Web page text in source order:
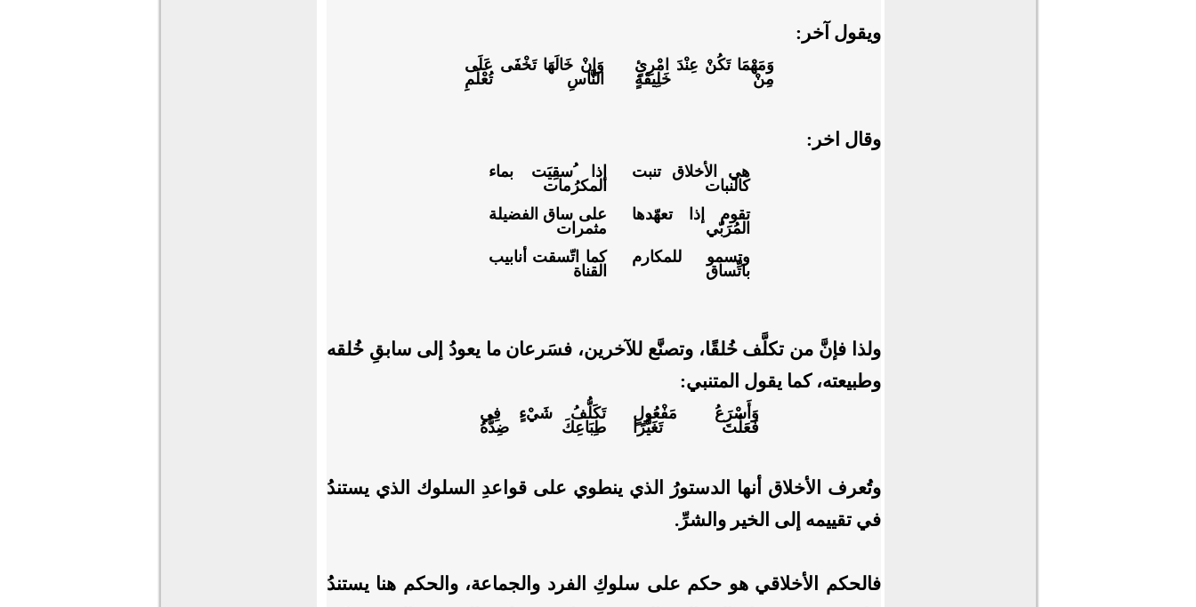
ويقول آخر:
وَمَهْمَا تَكُنْ عِنْدَ امْرِئٍ
مِنْ خَلِيقَةٍ
وَإِنْ خَالَهَا تَخْفَى عَلَى
النَّاسِ تُعْلَمِ
وقال اخر:
هي الأخلاق تنبت
كالنبات
إذا ُسقِيَت بماء
المكرُمات
تقوم إذا تعهّدها
المُرَبّي
على ساق الفضيلة
مثمرات
وتسمو للمكارم
باتِّساق
كما اتّسقت أنابيب
القناة
ولذا فإنَّ من تكلَّف خُلقًا، وتصنَّع للآخرين، فسَرعان ما يعودُ إلى سابقِ خُلقه
وطبيعته، كما يقول المتنبي:
وَأَسْرَعُ مَفْعُولٍ
فَعَلْتَ تَغَيُّرًا
تَكَلُّفُ شَيْءٍ فِي
طِبَاعِكَ ضِدُّهُ
وتُعرف الأخلاق أنها الدستورُ الذي ينطوي على قواعدِ السلوك الذي يستندُ
في تقييمه إلى الخير والشرِّ.
فالحكم الأخلاقي هو حكم على سلوكِ الفرد والجماعة، والحكم هنا يستندُ